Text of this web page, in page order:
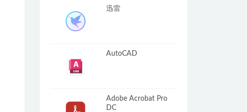
迅雷
AutoCAD
Adobe Acrobat Pro
DC